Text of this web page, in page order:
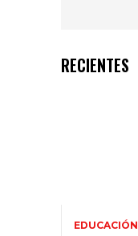
RECIENTES
EDUCACIÓN